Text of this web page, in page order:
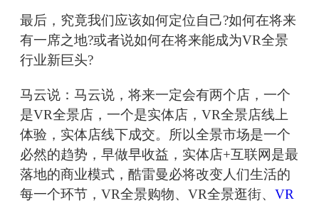
最后，究竟我们应该如何定位自己?如何在将来
有一席之地?或者说如何在将来能成为VR全景
行业新巨头?
马云说：马云说，将来一定会有两个店，一个
是VR全景店，一个是实体店，VR全景店线上
体验，实体店线下成交。所以全景市场是一个
必然的趋势，早做早收益，实体店+互联网是最
落地的商业模式，酷雷曼必将改变人们生活的
每一个环节，VR全景购物、VR全景逛街、 VR